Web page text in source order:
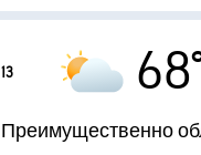
Влажность
Точка росы
13
Преимущественно